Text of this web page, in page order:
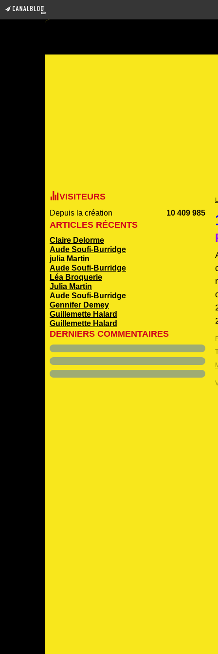
VISITEURS
Depuis la création 10 409 985
ARTICLES RÉCENTS
Claire Delorme
Aude Soufi-Burridge
julia Martin
Aude Soufi-Burridge
Léa Broquerie
Julia Martin
Aude Soufi-Burridge
Gennifer Demey
Guillemette Halard
Guillemette Halard
DERNIERS COMMENTAIRES